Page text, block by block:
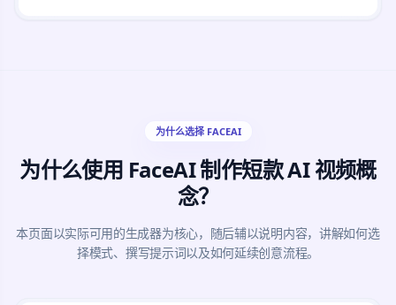
为什么选择 FACEAI
为什么使用 FaceAI 制作短款 AI 视频概
念？
本页面以实际可用的生成器为核心，随后辅以说明内容，讲解如何选
择模式、撰写提示词以及如何延续创意流程。